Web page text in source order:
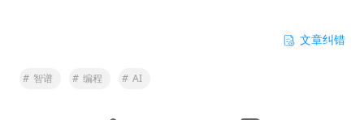
文章纠错
# 智谱 # 编程 # AI